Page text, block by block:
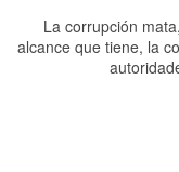
La corrupción
alcance que tiene, la